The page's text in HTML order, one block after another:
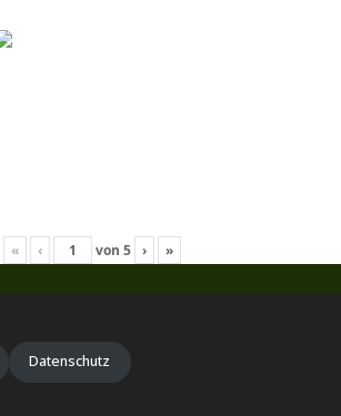
« ‹ von 5 › »
Datenschutz